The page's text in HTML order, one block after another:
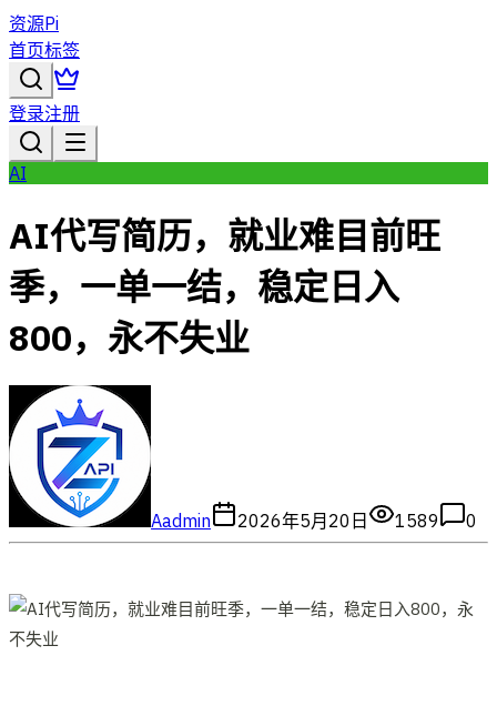
资源Pi
首页标签
登录注册
AI
AI代写简历，就业难目前旺
季，一单一结，稳定日入
800，永不失业
Aadmin 2026年5月20日 1589 0